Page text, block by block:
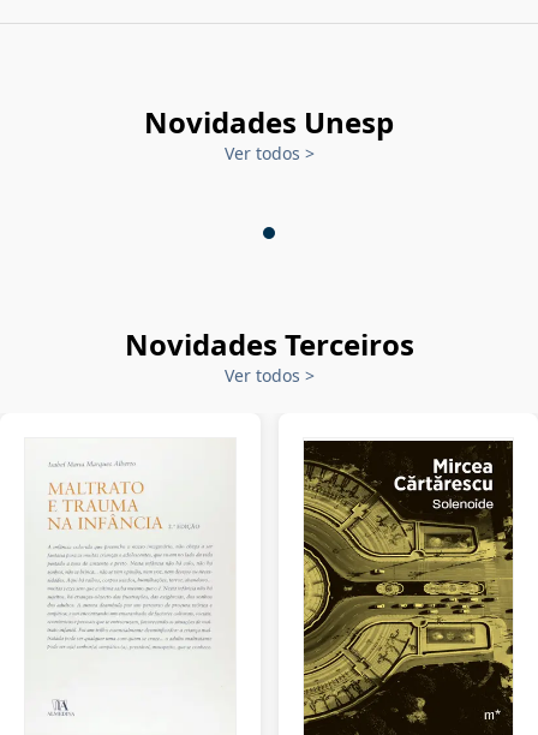
Novidades Unesp
Ver todos >
Novidades Terceiros
Ver todos >